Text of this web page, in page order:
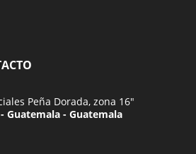
Peña Dorada, zona 16"
Guatemala - Guatemala